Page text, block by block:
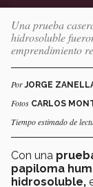
Una prueba
hidrosoluble
emprendimiento
PorJORGE
Fotos CARLOS
Tiempo estimado de
Con una
papiloma
hidrosoluble,